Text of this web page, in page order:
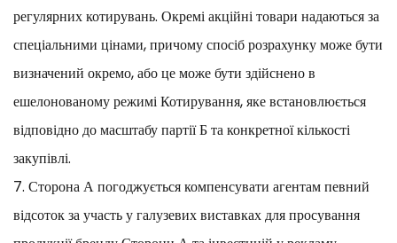
регулярних котирувань. Окремі акційні товари надаються за
спеціальними цінами, причому спосіб розрахунку може бути
визначений окремо, або це може бути здійснено в
ешелонованому режимі Котирування, яке встановлюється
відповідно до масштабу партії Б та конкретної кількості
закупівлі.
7. Сторона А погоджується компенсувати агентам певний
відсоток за участь у галузевих виставках для просування